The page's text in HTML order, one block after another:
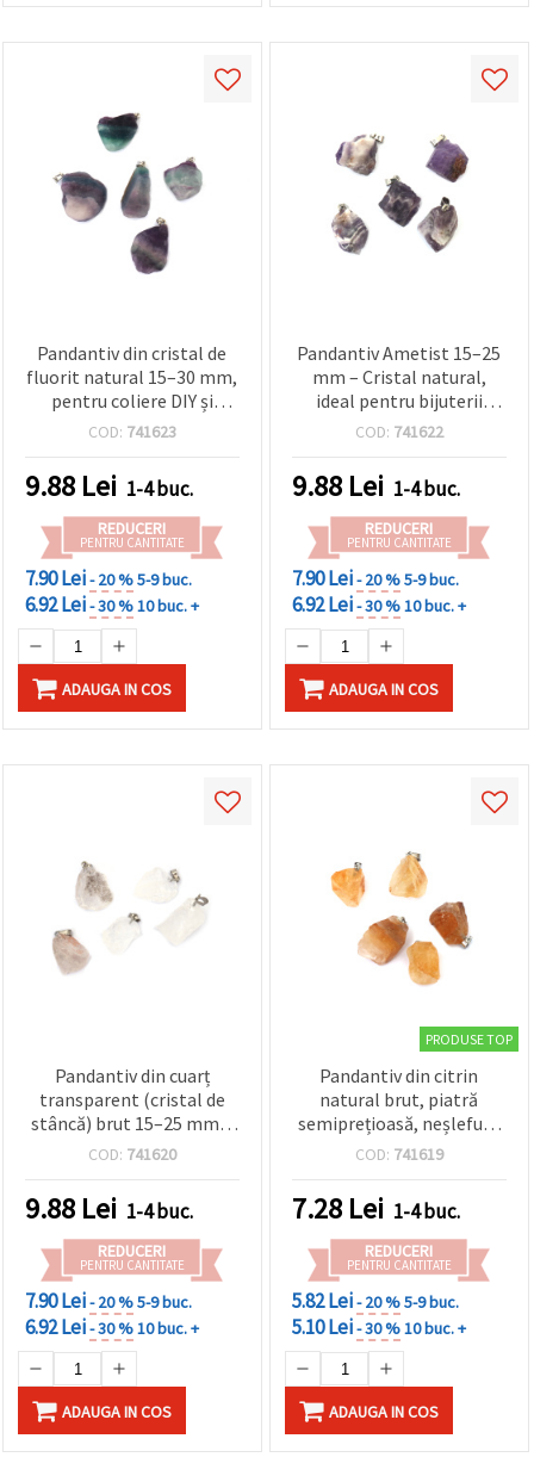
Pandantiv din cristal de
fluorit natural 15–30 mm,
pentru coliere DIY și
bijuterii handmade, mix
COD: 741623
9.88 Lei 1-4 buc.
REDUCERI
PENTRU CANTITATE
7.90 Lei- 20 %5-9 buc.
6.92 Lei- 30 %10 buc. +
ADAUGA IN COS
Pandantiv Ametist 15–25
mm – Cristal natural,
ideal pentru bijuterii
handmade
COD: 741622
9.88 Lei 1-4 buc.
REDUCERI
PENTRU CANTITATE
7.90 Lei- 20 %5-9 buc.
6.92 Lei- 30 %10 buc. +
ADAUGA IN COS
Pandantiv din cuarț
transparent (cristal de
stâncă) brut 15–25 mm –
colier cu cristal
COD: 741620
9.88 Lei 1-4 buc.
REDUCERI
PENTRU CANTITATE
7.90 Lei- 20 %5-9 buc.
6.92 Lei- 30 %10 buc. +
ADAUGA IN COS
PRODUSE TOP
Pandantiv din citrin
natural brut, piatră
semiprețioasă, neșlefuit,
15~30x15~30 mm
COD: 741619
7.28 Lei 1-4 buc.
REDUCERI
PENTRU CANTITATE
5.82 Lei- 20 %5-9 buc.
5.10 Lei- 30 %10 buc. +
ADAUGA IN COS